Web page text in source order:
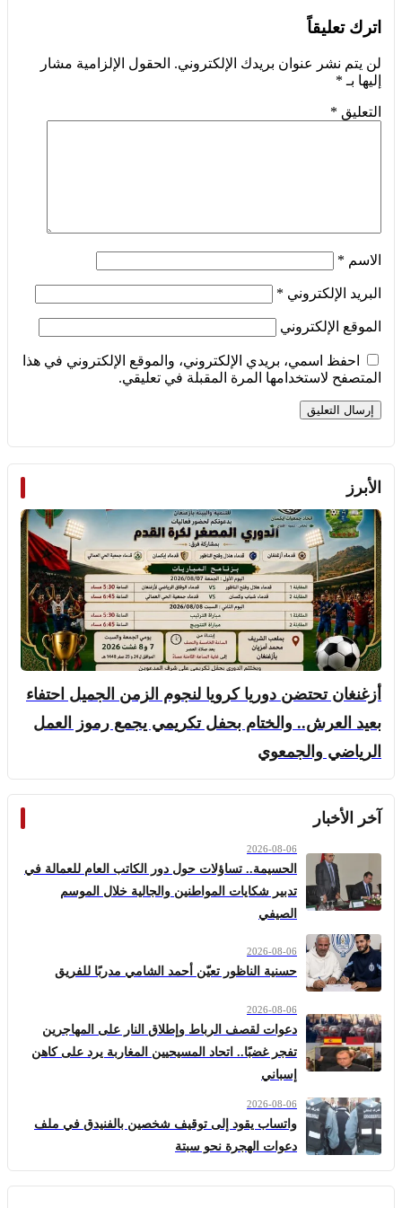
اترك تعليقاً
لن يتم نشر عنوان بريدك الإلكتروني. الحقول الإلزامية مشار
إليها بـ *
التعليق *
الاسم *
البريد الإلكتروني *
الموقع الإلكتروني
احفظ اسمي، بريدي الإلكتروني، والموقع الإلكتروني في هذا
المتصفح لاستخدامها المرة المقبلة في تعليقي.
الأبرز
أزغنغان تحتضن دوريا كرويا لنجوم الزمن الجميل احتفاء
بعيد العرش.. والختام بحفل تكريمي يجمع رموز العمل
الرياضي والجمعوي
آخر الأخبار
2026-08-06
الحسيمة.. تساؤلات حول دور الكاتب العام للعمالة في
تدبير شكايات المواطنين والجالية خلال الموسم
الصيفي
2026-08-06
حسنية الناظور تعيّن أحمد الشامي مدربًا للفريق
2026-08-06
دعوات لقصف الرباط وإطلاق النار على المهاجرين
تفجر غضبًا.. اتحاد المسيحيين المغاربة يرد على كاهن
إسباني
2026-08-06
واتساب يقود إلى توقيف شخصين بالفنيدق في ملف
دعوات الهجرة نحو سبتة